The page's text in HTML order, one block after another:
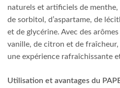
naturels et artificiels de
de sorbitol, d’aspartame, de
et de glycérine. Avec des
vanille, de citron et de
une expérience rafraîchissante
Utilisation et avantages du